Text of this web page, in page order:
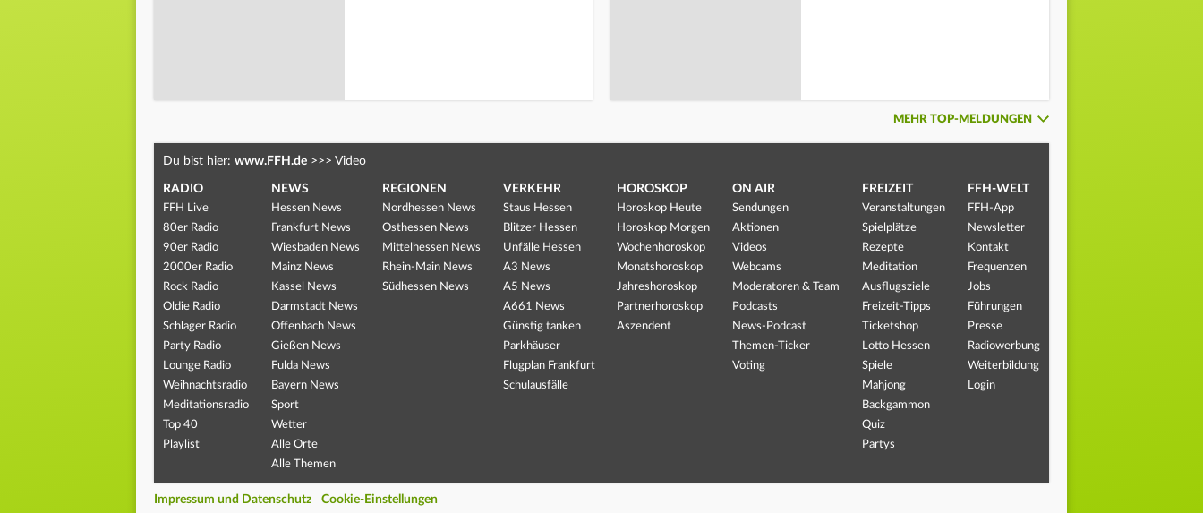
MEHR TOP-MELDUNGEN
Du bist hier: www.FFH.de >>> Video
RADIO
FFH Live
80er Radio
90er Radio
2000er Radio
Rock Radio
Oldie Radio
Schlager Radio
Party Radio
Lounge Radio
Weihnachtsradio
Meditationsradio
Top 40
Playlist
NEWS
Hessen News
Frankfurt News
Wiesbaden News
Mainz News
Kassel News
Darmstadt News
Offenbach News
Gießen News
Fulda News
Bayern News
Sport
Wetter
Alle Orte
Alle Themen
REGIONEN
Nordhessen News
Osthessen News
Mittelhessen News
Rhein-Main News
Südhessen News
VERKEHR
Staus Hessen
Blitzer Hessen
Unfälle Hessen
A3 News
A5 News
A661 News
Günstig tanken
Parkhäuser
Flugplan Frankfurt
Schulausfälle
HOROSKOP
Horoskop Heute
Horoskop Morgen
Wochenhoroskop
Monatshoroskop
Jahreshoroskop
Partnerhoroskop
Aszendent
ON AIR
Sendungen
Aktionen
Videos
Webcams
Moderatoren & Team
Podcasts
News-Podcast
Themen-Ticker
Voting
FREIZEIT
Veranstaltungen
Spielplätze
Rezepte
Meditation
Ausflugsziele
Freizeit-Tipps
Ticketshop
Lotto Hessen
Spiele
Mahjong
Backgammon
Quiz
Partys
FFH-WELT
FFH-App
Newsletter
Kontakt
Frequenzen
Jobs
Führungen
Presse
Radiowerbung
Weiterbildung
Login
Impressum und Datenschutz Cookie-Einstellungen